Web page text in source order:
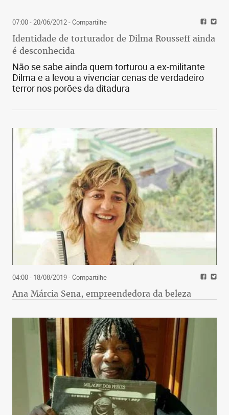
07:00 - 20/06/2012- Compartilhe
Identidade de torturador de Dilma Rousseff ainda
é desconhecida
Não se sabe ainda quem torturou a ex-militante
Dilma e a levou a vivenciar cenas de verdadeiro
terror nos porões da ditadura
04:00 - 18/08/2019- Compartilhe
Ana Márcia Sena, empreendedora da beleza